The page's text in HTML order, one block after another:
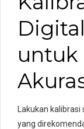
untuk
Lakukan kalibrasi
yang